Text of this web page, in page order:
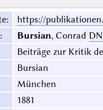
:
https://
: Bursian, Conrad
Beiträge zur Kritik
Bursian
München
1881